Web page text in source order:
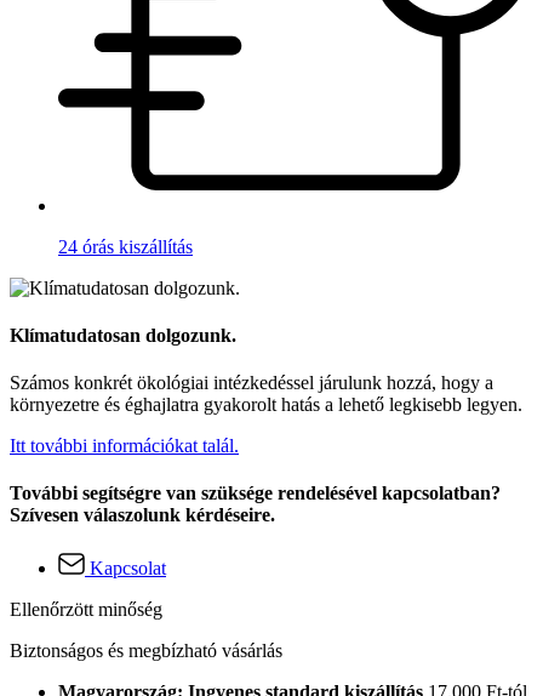
24 órás kiszállítás
Klímatudatosan dolgozunk.
Számos konkrét ökológiai intézkedéssel járulunk hozzá, hogy a
környezetre és éghajlatra gyakorolt hatás a lehető legkisebb legyen.
Itt további információkat talál.
További segítségre van szüksége rendelésével kapcsolatban?
Szívesen válaszolunk kérdéseire.
Kapcsolat
Ellenőrzött minőség
Biztonságos és megbízható vásárlás
Magyarország: Ingyenes standard kiszállítás 17.000 Ft-tól